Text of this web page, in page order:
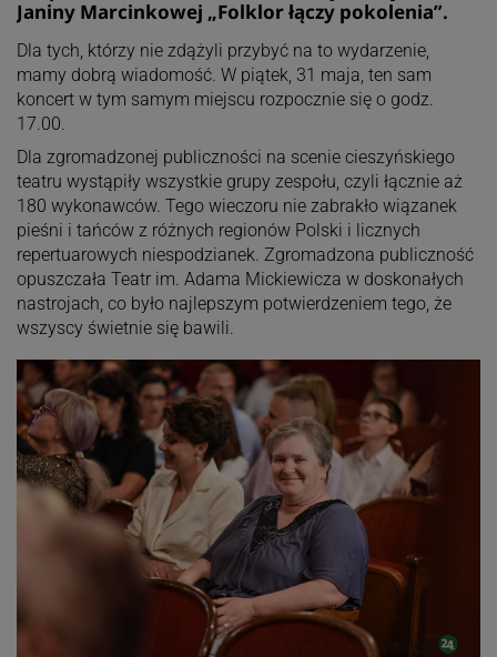
Janiny Marcinkowej „Folklor łączy pokolenia”.
Dla tych, którzy nie zdążyli przybyć na to wydarzenie,
mamy dobrą wiadomość. W piątek, 31 maja, ten sam
koncert w tym samym miejscu rozpocznie się o godz.
17.00.
Dla zgromadzonej publiczności na scenie cieszyńskiego
teatru wystąpiły wszystkie grupy zespołu, czyli łącznie aż
180 wykonawców. Tego wieczoru nie zabrakło wiązanek
pieśni i tańców z różnych regionów Polski i licznych
repertuarowych niespodzianek. Zgromadzona publiczność
opuszczała Teatr im. Adama Mickiewicza w doskonałych
nastrojach, co było najlepszym potwierdzeniem tego, że
wszyscy świetnie się bawili.